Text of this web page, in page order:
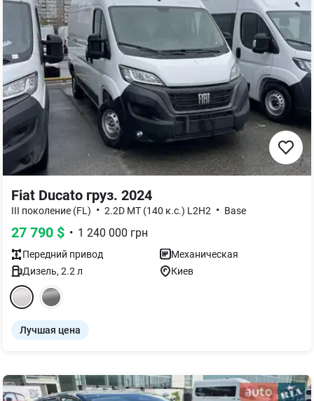
Fiat Ducato груз. 2024
III поколение (FL) • 2.2D MT (140 к.с.) L2H2 • Base
27 790 $ • 1 240 000 грн
Передний привод
Механическая
Дизель, 2.2 л Киев
Лучшая цена